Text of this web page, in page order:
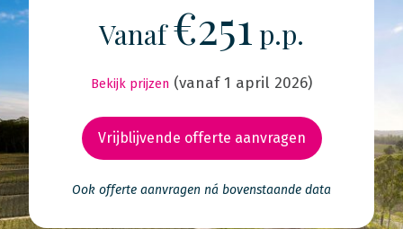
Vanaf€251 p.p.
Bekijk prijzen (vanaf 1 april 2026)
Vrijblijvende offerte aanvragen
Ook offerte aanvragen ná bovenstaande data